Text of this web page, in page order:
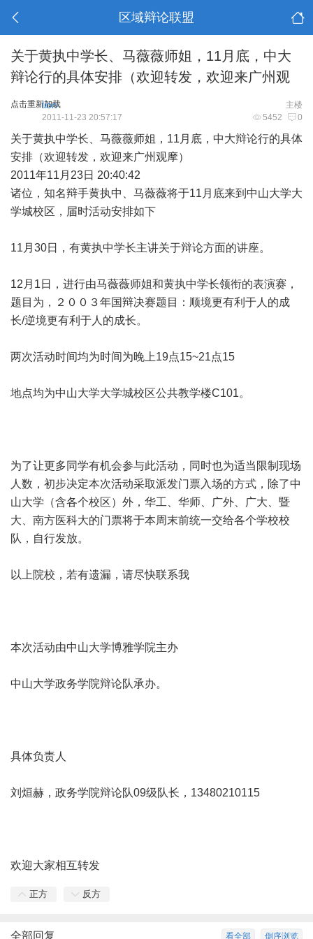
区域辩论联盟
关于黄执中学长、马薇薇师姐，11月底，中大
辩论行的具体安排（欢迎转发，欢迎来广州观
点击重新加载 主楼
lion
5452 0
2011-11-23 20:57:17
关于黄执中学长、马薇薇师姐，11月底，中大辩论行的具体
安排（欢迎转发，欢迎来广州观摩）
2011年11月23日 20:40:42
诸位，知名辩手黄执中、马薇薇将于11月底来到中山大学大
学城校区，届时活动安排如下
11月30日，有黄执中学长主讲关于辩论方面的讲座。
12月1日，进行由马薇薇师姐和黄执中学长领衔的表演赛，
题目为，２００３年国辩决赛题目：顺境更有利于人的成
长/逆境更有利于人的成长。
两次活动时间均为时间为晚上19点15~21点15
地点均为中山大学大学城校区公共教学楼C101。
为了让更多同学有机会参与此活动，同时也为适当限制现场
人数，初步决定本次活动采取派发门票入场的方式，除了中
山大学（含各个校区）外，华工、华师、广外、广大、暨
大、南方医科大的门票将于本周末前统一交给各个学校校
队，自行发放。
以上院校，若有遗漏，请尽快联系我
本次活动由中山大学博雅学院主办
中山大学政务学院辩论队承办。
具体负责人
刘烜赫，政务学院辩论队09级队长，13480210115
欢迎大家相互转发
正方 反方
倒序浏览
看全部
全部回复